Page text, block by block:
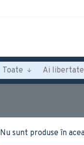
Toate
Nu sunt produse în